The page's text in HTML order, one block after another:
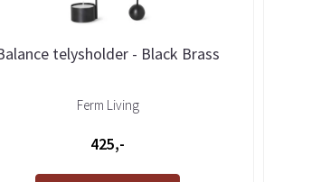
telysholder - Black Brass
Ferm Living
425,-